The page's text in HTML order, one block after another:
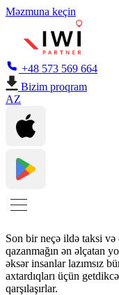
Məzmuna keçin
+48 573 569 664
Bizim proqram
AZ
Son bir neçə ildə taksi və
qazanmağın ən əlçatan
əksər insanlar lazımsız
axtardıqları üçün
qarşılaşırlar.